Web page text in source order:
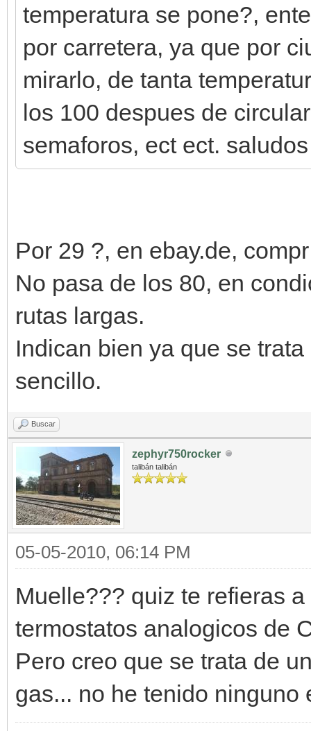
temperatura se pone?,
por carretera, ya que por
mirarlo, de tanta
los 100 despues de
semaforos, ect ect. saludos
Por 29 ?, en ebay.de,
No pasa de los 80, en
rutas largas.
Indican bien ya que se
sencillo.
Buscar
zephyr750rocker
talibán talibán
05-05-2010, 06:14 PM
Muelle??? quiz te refieras
termostatos analogicos de
Pero creo que se trata de
gas... no he tenido ninguno